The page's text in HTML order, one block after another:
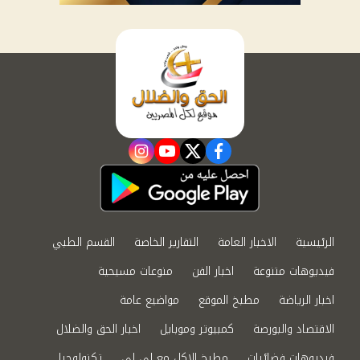
facebook
twitter
youtube
instagram
الرئيسية الاخبار العامة التقارير الخاصة
القسم الطبي
فيديوهات متنوعة
اخبار الفن
منوعات مسيحية
اخبار الرياضة
مطبخ الموقع
مواضيع عامة
الاقتصاد والبورصة
كمبيوتر وموبايل
اخبار الحق والضلال